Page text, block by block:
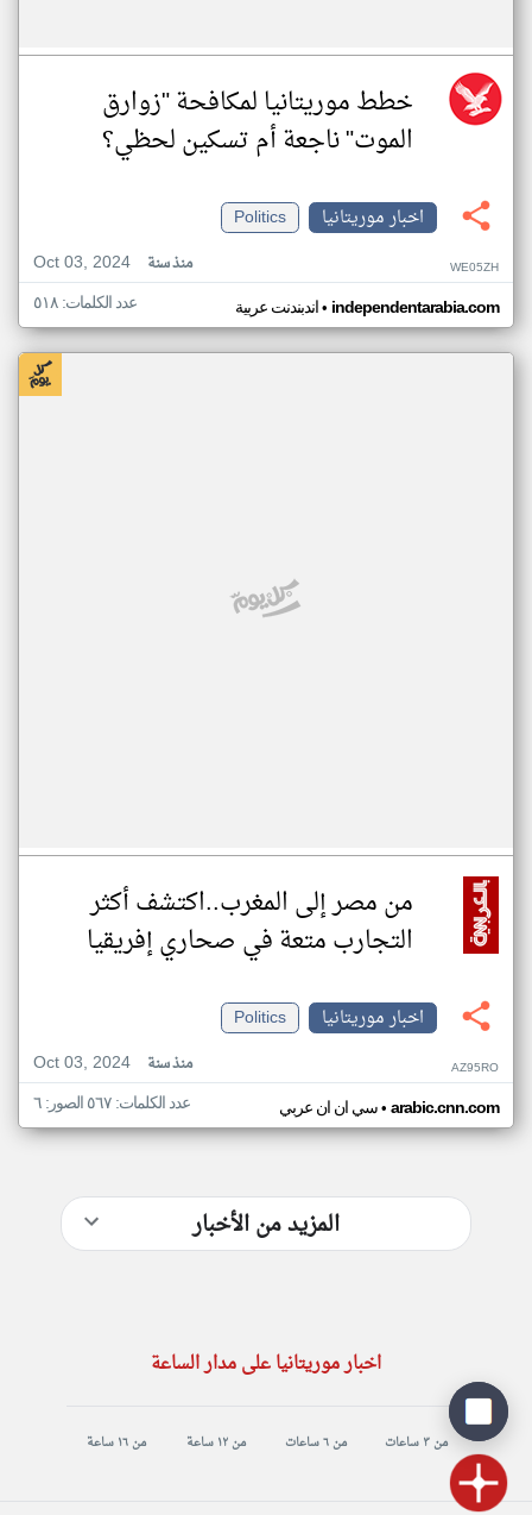
خطط موريتانيا لمكافحة "زوارق
الموت" ناجعة أم تسكين لحظي؟
اخبار موريتانيا
Politics
Oct 03, 2024
منذ سنة WE05ZH
اندبندنت عربية• independentarabia.com عدد الكلمات: ٥١٨
من مصر إلى المغرب..اكتشف أكثر
التجارب متعة في صحاري إفريقيا
اخبار موريتانيا
Politics
Oct 03, 2024
منذ سنة AZ95RO
سي ان ان عربي• arabic.cnn.com عدد الكلمات: ٥٦٧ الصور: ٦
المزيد من الأخبار
اخبار موريتانيا على مدار الساعة
من ٣ ساعات من ٦ ساعات من ١٢ ساعة من ١٦ ساعة